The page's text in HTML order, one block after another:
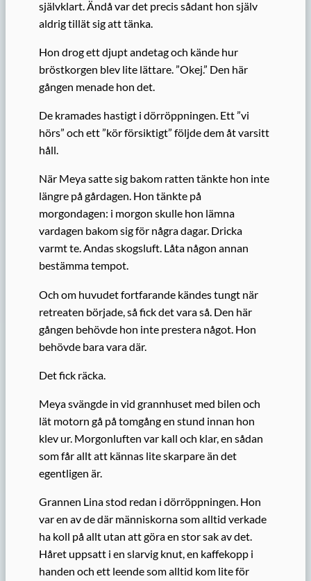
självklart. Ändå var det precis sådant hon själv
aldrig tillät sig att tänka.
Hon drog ett djupt andetag och kände hur
bröstkorgen blev lite lättare. ”Okej.” Den här
gången menade hon det.
De kramades hastigt i dörröppningen. Ett ”vi
hörs” och ett ”kör försiktigt” följde dem åt varsitt
håll.
När Meya satte sig bakom ratten tänkte hon inte
längre på gårdagen. Hon tänkte på
morgondagen: i morgon skulle hon lämna
vardagen bakom sig för några dagar. Dricka
varmt te. Andas skogsluft. Låta någon annan
bestämma tempot.
Och om huvudet fortfarande kändes tungt när
retreaten började, så fick det vara så. Den här
gången behövde hon inte prestera något. Hon
behövde bara vara där.
Det fick räcka.
Meya svängde in vid grannhuset med bilen och
lät motorn gå på tomgång en stund innan hon
klev ur. Morgonluften var kall och klar, en sådan
som får allt att kännas lite skarpare än det
egentligen är.
Grannen Lina stod redan i dörröppningen. Hon
var en av de där människorna som alltid verkade
ha koll på allt utan att göra en stor sak av det.
Håret uppsatt i en slarvig knut, en kaffekopp i
handen och ett leende som alltid kom lite för